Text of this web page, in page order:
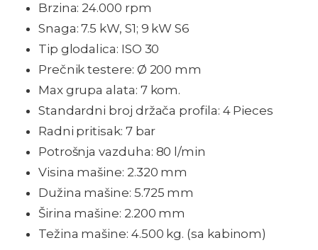
Brzina: 24.000 rpm
Snaga: 7.5 kW, S1; 9 kW S6
Tip glodalica: ISO 30
Prečnik testere: Ø 200 mm
Max grupa alata: 7 kom.
Standardni broj držača profila: 4 Pieces
Radni pritisak: 7 bar
Potrošnja vazduha: 80 l/min
Visina mašine: 2.320 mm
Dužina mašine: 5.725 mm
Širina mašine: 2.200 mm
Težina mašine: 4.500 kg. (sa kabinom)